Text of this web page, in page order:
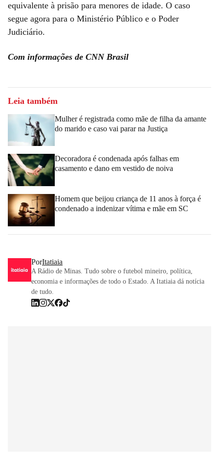
equivalente à prisão para menores de idade. O caso
segue agora para o Ministério Público e o Poder
Judiciário.
Com informações de CNN Brasil
Leia também
Mulher é registrada como mãe de filha da amante
do marido e caso vai parar na Justiça
Decoradora é condenada após falhas em
casamento e dano em vestido de noiva
Homem que beijou criança de 11 anos à força é
condenado a indenizar vítima e mãe em SC
PorItatiaia
A Rádio de Minas. Tudo sobre o futebol mineiro, política,
economia e informações de todo o Estado. A Itatiaia dá notícia
de tudo.